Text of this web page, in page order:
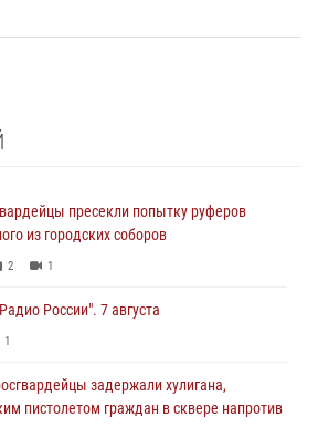
пресекли попытку руферов
из городских соборов
2 1
России". 7 августа
1
задержали хулигана,
пистолетом граждан в сквере напротив